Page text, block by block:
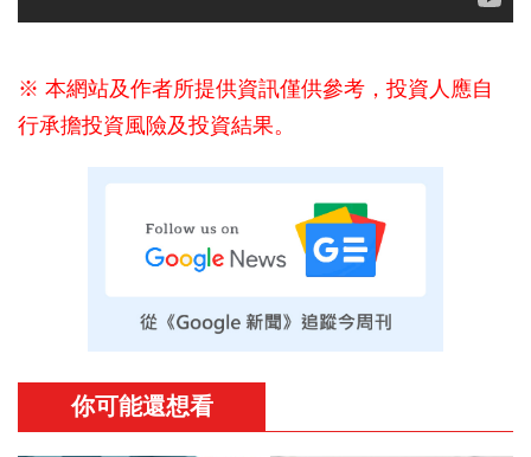
※ 本網站及作者所提供資訊僅供參考，投資人應自
行承擔投資風險及投資結果。